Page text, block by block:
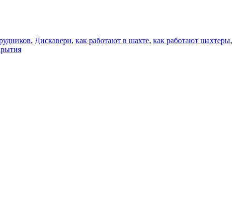
, Дискавери, как работают в шахте, как работают шахтеры,